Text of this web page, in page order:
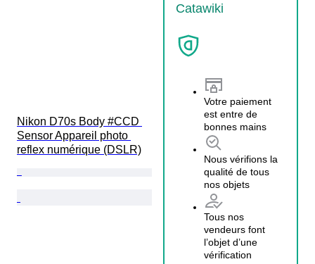
Catawiki
Votre paiement
est entre de
bonnes mains
Nous vérifions la
qualité de tous
nos objets
Tous nos
vendeurs font
l’objet d’une
vérification
Nikon D70s Body #CCD
Sensor Appareil photo
reflex numérique (DSLR)